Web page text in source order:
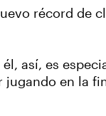
récord de
así, es
en la